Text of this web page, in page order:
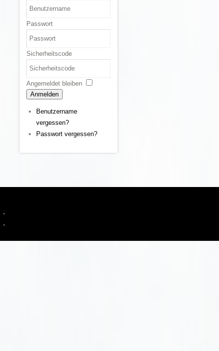
Passwort
Sicherheitscode
Angemeldet bleiben
Anmelden
Benutzername
vergessen?
Passwort vergessen?